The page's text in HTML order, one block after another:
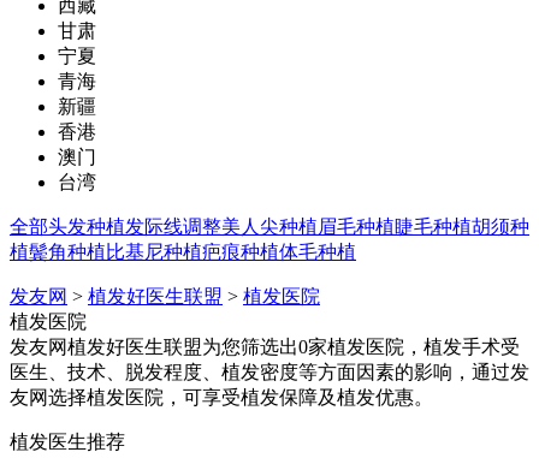
西藏
甘肃
宁夏
青海
新疆
香港
澳门
台湾
全部头发种植发际线调整美人尖种植眉毛种植睫毛种植胡须种
植鬓角种植比基尼种植疤痕种植体毛种植
发友网 > 植发好医生联盟 > 植发医院
植发医院
发友网植发好医生联盟为您筛选出0家植发医院，植发手术受
医生、技术、脱发程度、植发密度等方面因素的影响，通过发
友网选择植发医院，可享受植发保障及植发优惠。
植发医生推荐